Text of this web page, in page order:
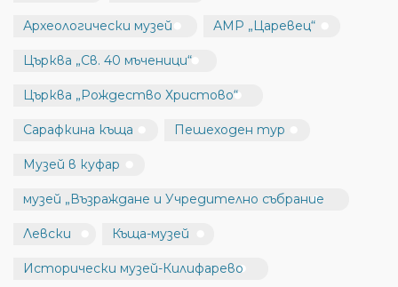
Археологически музей АМР „Царевец“
Църква „Св. 40 мъченици“
Църква „Рождество Христово“
Сарафкина къща Пешеходен тур
Музей в куфар
музей „Възраждане и Учредително събрание
Левски Къща-музей
Исторически музей-Килифарево